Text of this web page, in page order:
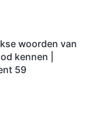
woorden van
kennen |
59